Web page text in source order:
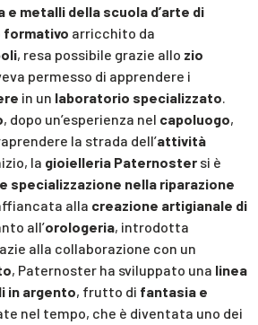
metalli della scuola d’arte di
formativo arricchito da
, resa possibile grazie allo zio
permesso di apprendere i
in un laboratorio specializzato.
, dopo un’esperienza nel capoluogo,
la strada dell’attività
la gioielleria Paternoster si è
specializzazione nella riparazione
alla creazione artigianale di
all’orologeria, introdotta
alla collaborazione con un
, Paternoster ha sviluppato una linea
in argento, frutto di fantasia e
nel tempo, che è diventata uno dei